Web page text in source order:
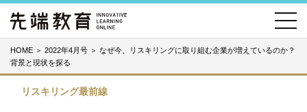
HOME ＞ 2022年4月号 ＞ なぜ今、リスキリングに取り組む企業が増えているのか？
背景と現状を探る
リスキリング最前線